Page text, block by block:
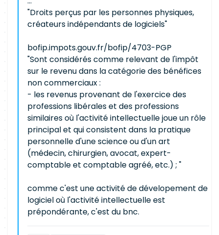
"Droits perçus par les personnes physiques,
créateurs indépendants de logiciels"
bofip.impots.gouv.fr/bofip/4703-PGP
"Sont considérés comme relevant de l'impôt
sur le revenu dans la catégorie des bénéfices
non commerciaux :
- les revenus provenant de l'exercice des
professions libérales et des professions
similaires où l'activité intellectuelle joue un rôle
principal et qui consistent dans la pratique
personnelle d'une science ou d'un art
(médecin, chirurgien, avocat, expert-
comptable et comptable agréé, etc.) ; "
comme c'est une activité de dévelopement de
logiciel où l'activité intellectuelle est
prépondérante, c'est du bnc.